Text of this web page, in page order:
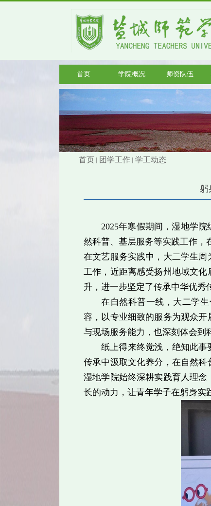
首页 学院概况 师资队伍
首页 团学工作 学工动态
躬
2025年寒假期间，湿地学
然科普、基层服务等实践工作，
在文艺服务实践中，大二学生
工作，近距离感受扬州地域文
升，进一步坚定了传承中华优秀
在自然科普一线，大二学
容，以专业细致的服务为观众
与现场服务能力，也深刻体会到
纸上得来终觉浅，绝知此
传承中汲取文化养分，在自然科
湿地学院始终深耕实践育人理
长的动力，让青年学子在躬身实